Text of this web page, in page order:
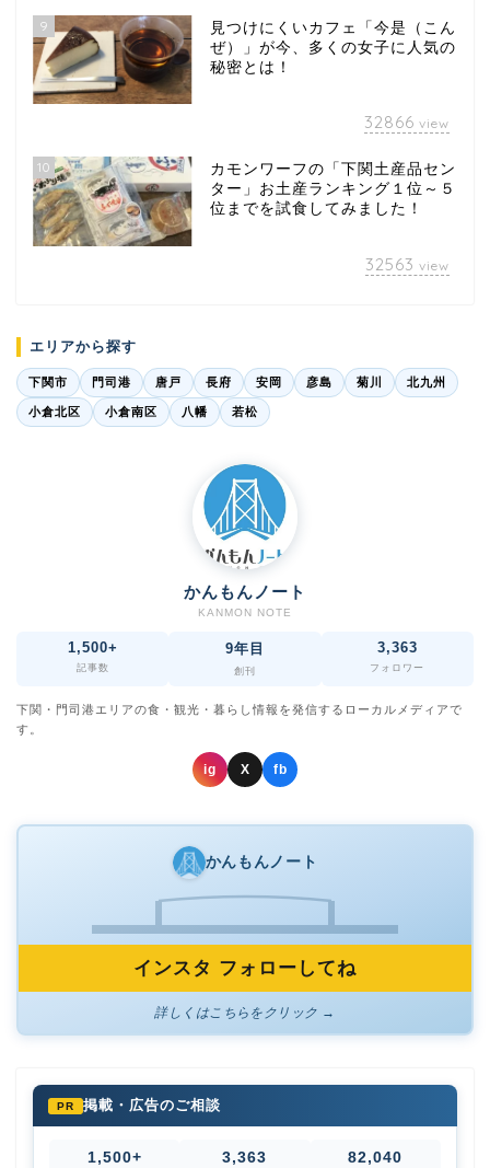
9
見つけにくいカフェ「今是（こん
ぜ）」が今、多くの女子に人気の
秘密とは！
32866 view
10
カモンワーフの「下関土産品セン
ター」お土産ランキング１位～５
位までを試食してみました！
32563 view
エリアから探す
下関市 門司港 唐戸 長府 安岡 彦島 菊川 北九州
小倉北区 小倉南区 八幡 若松
かんもんノート
KANMON NOTE
1,500+
記事数
9年目
創刊
3,363
フォロワー
下関・門司港エリアの食・観光・暮らし情報を発信するローカルメディアで
す。
ig X fb
かんもんノート
インスタ フォローしてね
詳しくはこちらをクリック →
PR 掲載・広告のご相談
1,500+ 3,363 82,040